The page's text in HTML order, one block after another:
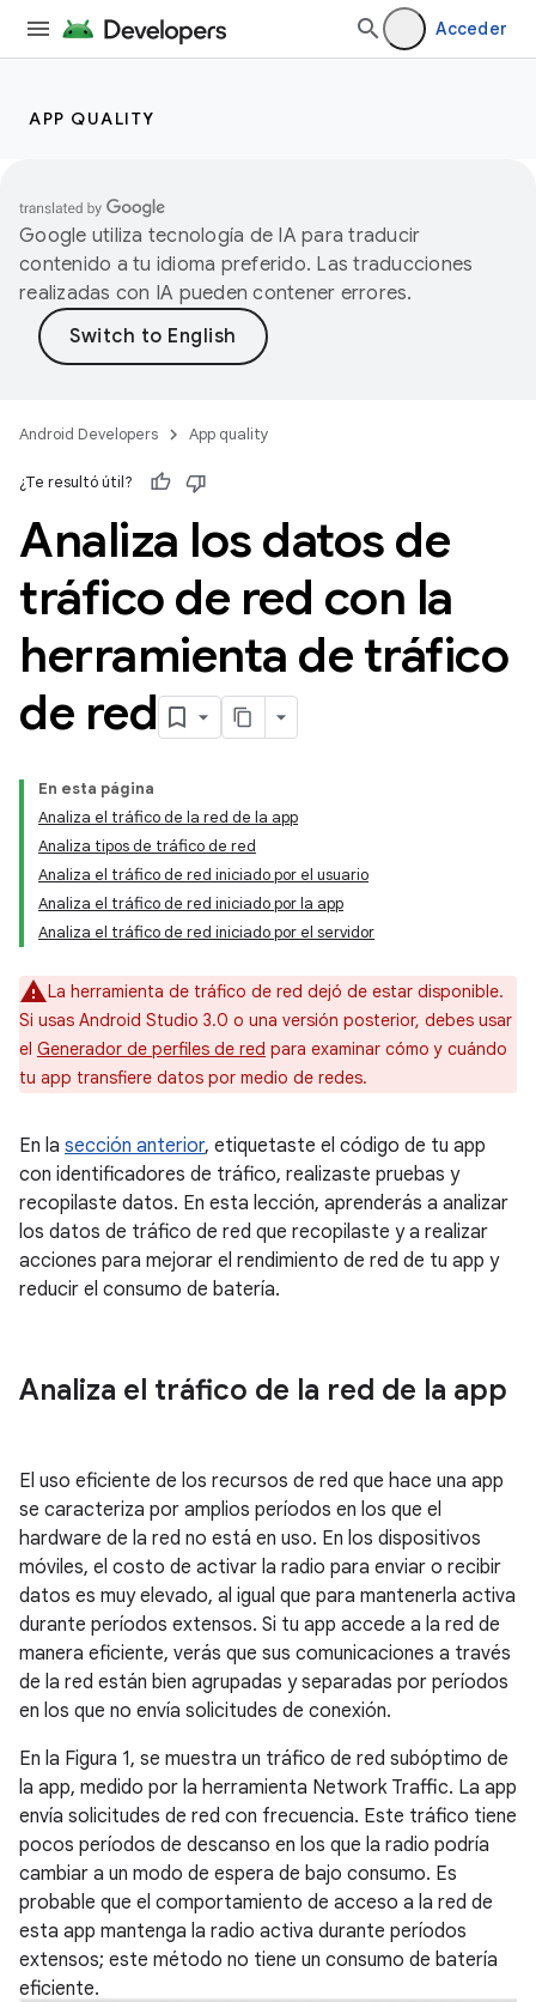
Acceder
APP QUALITY
Google utiliza tecnología de IA para traducir
contenido a tu idioma preferido. Las traducciones
realizadas con IA pueden contener errores.
Android Developers App quality
¿Te resultó útil?
Analiza los datos de
tráfico de red con la
herramienta de tráfico
de red
En esta página
Analiza el tráfico de la red de la app
Analiza tipos de tráfico de red
Analiza el tráfico de red iniciado por el usuario
Analiza el tráfico de red iniciado por la app
Analiza el tráfico de red iniciado por el servidor
La herramienta de tráfico de red dejó de estar disponible.
Si usas Android Studio 3.0 o una versión posterior, debes usar
el Generador de perfiles de red para examinar cómo y cuándo
tu app transfiere datos por medio de redes.
En la sección anterior, etiquetaste el código de tu app
con identificadores de tráfico, realizaste pruebas y
recopilaste datos. En esta lección, aprenderás a analizar
los datos de tráfico de red que recopilaste y a realizar
acciones para mejorar el rendimiento de red de tu app y
reducir el consumo de batería.
Analiza el tráfico de la red de la app
El uso eficiente de los recursos de red que hace una app
se caracteriza por amplios períodos en los que el
hardware de la red no está en uso. En los dispositivos
móviles, el costo de activar la radio para enviar o recibir
datos es muy elevado, al igual que para mantenerla activa
durante períodos extensos. Si tu app accede a la red de
manera eficiente, verás que sus comunicaciones a través
de la red están bien agrupadas y separadas por períodos
en los que no envía solicitudes de conexión.
En la Figura 1, se muestra un tráfico de red subóptimo de
la app, medido por la herramienta Network Traffic. La app
envía solicitudes de red con frecuencia. Este tráfico tiene
pocos períodos de descanso en los que la radio podría
cambiar a un modo de espera de bajo consumo. Es
probable que el comportamiento de acceso a la red de
esta app mantenga la radio activa durante períodos
extensos; este método no tiene un consumo de batería
eficiente.